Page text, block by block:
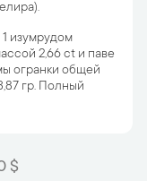
изумрудом
2,66 ct и паве
огранки общей
гр. Полный
$